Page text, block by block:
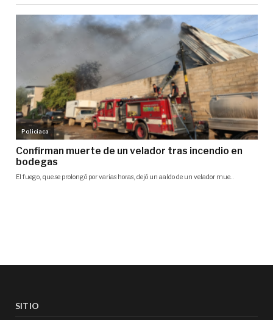
SITIO